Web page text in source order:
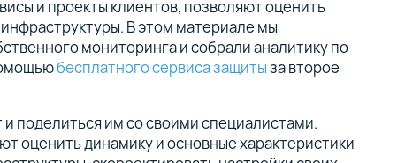
и проекты клиентов, позволяют оценить
В этом материале мы
мониторинга и собрали аналитику по
бесплатного сервиса защитыза второе
поделиться им со своими специалистами.
оценить динамику и основные характеристики